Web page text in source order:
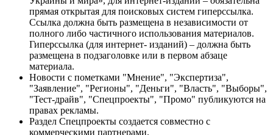
прямая открытая для поисковых систем гиперссылка.
Ссылка должна быть размещена в независимости от
полного либо частичного использования материалов.
Гиперссылка (для интернет- изданий) – должна быть
размещена в подзаголовке или в первом абзаце
материала.
Новости с пометками "Мнение", "Экспертиза",
"Заявление", "Регионы", "Деньги", "Власть", "Выборы",
"Тест-драйв", "Спецпроекты", "Промо" публикуются на
правах рекламы.
Раздел Спецпроекты создается совместно с
коммерческими партнерами.